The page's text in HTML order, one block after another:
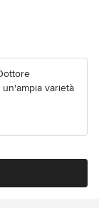
varietà